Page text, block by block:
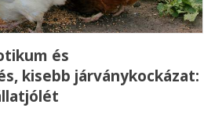
és
kisebb járványkockázat: